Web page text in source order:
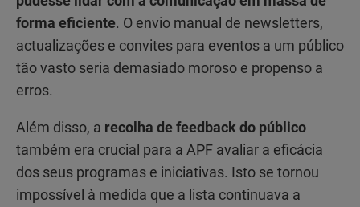
forma eficiente. O envio manual de newsletters,
actualizações e convites para eventos a um público
tão vasto seria demasiado moroso e propenso a
erros.
Além disso, a recolha de feedback do público
também era crucial para a APF avaliar a eficácia
dos seus programas e iniciativas. Isto se tornou
impossível à medida que a lista continuava a